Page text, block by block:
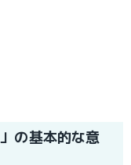
の基本的な意